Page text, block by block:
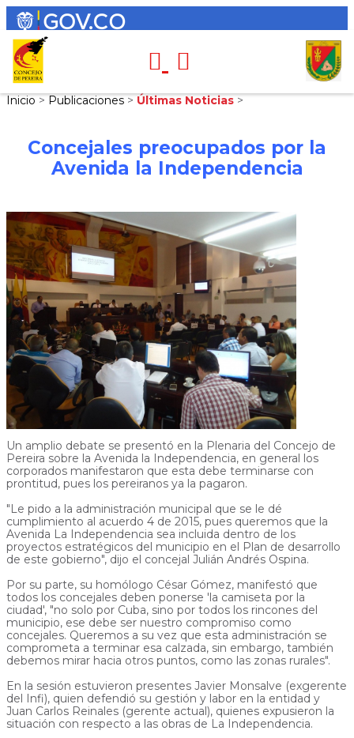
Inicio > Publicaciones > Últimas Noticias >
Concejales preocupados por la
Avenida la Independencia
Un amplio debate se presentó en la Plenaria del Concejo de
Pereira sobre la Avenida la Independencia, en general los
corporados manifestaron que esta debe terminarse con
prontitud, pues los pereiranos ya la pagaron.
"Le pido a la administración municipal que se le dé
cumplimiento al acuerdo 4 de 2015, pues queremos que la
Avenida La Independencia sea incluida dentro de los
proyectos estratégicos del municipio en el Plan de desarrollo
de este gobierno", dijo el concejal Julián Andrés Ospina.
Por su parte, su homólogo César Gómez, manifestó que
todos los concejales deben ponerse 'la camiseta por la
ciudad', "no solo por Cuba, sino por todos los rincones del
municipio, ese debe ser nuestro compromiso como
concejales. Queremos a su vez que esta administración se
comprometa a terminar esa calzada, sin embargo, también
debemos mirar hacia otros puntos, como las zonas rurales".
En la sesión estuvieron presentes Javier Monsalve (exgerente
del Infi), quien defendió su gestión y labor en la entidad y
Juan Carlos Reinales (gerente actual), quienes expusieron la
situación con respecto a las obras de La Independencia.